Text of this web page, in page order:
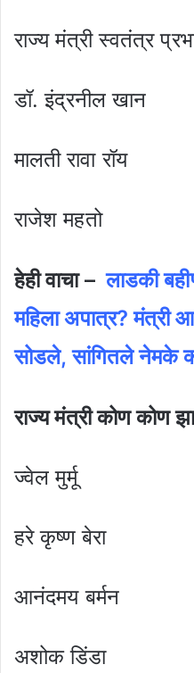
राज्य मंत्री स्वतंत्र
डॉ. इंद्रनील खान
मालती रावा रॉय
राजेश महतो
हेही वाचा –लाडकी
महिला अपात्र? मंत्री
सोडले, सांगितले नेमके
राज्य मंत्री कोण कोण
ज्वेल मुर्मू
हरे कृष्ण बेरा
आनंदमय बर्मन
अशोक डिंडा